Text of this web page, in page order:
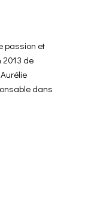
passion et
2013 de
dans